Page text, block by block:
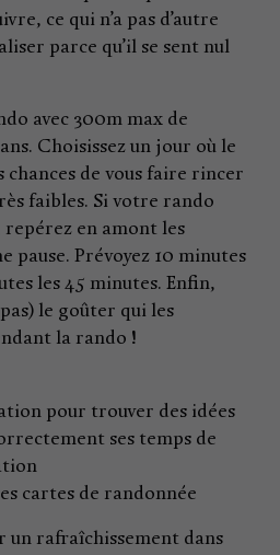
ce qui n’a pas d’autre
parce qu’il se sent nul
avec 300m max de
Choisissez un jour où le
de vous faire rincer
faibles. Si votre rando
repérez en amont les
pause. Prévoyez 10 minutes
les 45 minutes. Enfin,
le goûter qui les
la rando !
pour trouver des idées
ses temps de
cartes de randonnée
un rafraîchissement dans